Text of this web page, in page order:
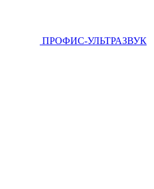
ПРОФИС-УЛЬТРАЗВУК